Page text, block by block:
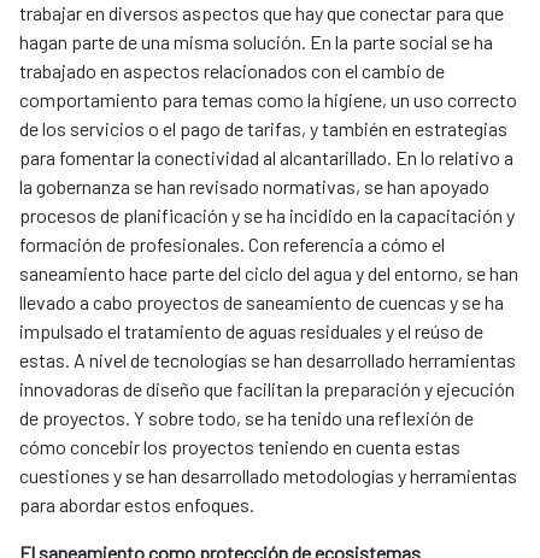
trabajar en diversos aspectos que hay que conectar para que
hagan parte de una misma solución. En la parte social se ha
trabajado en aspectos relacionados con el cambio de
comportamiento para temas como la higiene, un uso correcto
de los servicios o el pago de tarifas, y también en estrategias
para fomentar la conectividad al alcantarillado. En lo relativo a
la gobernanza se han revisado normativas, se han apoyado
procesos de planificación y se ha incidido en la capacitación y
formación de profesionales. Con referencia a cómo el
saneamiento hace parte del ciclo del agua y del entorno, se han
llevado a cabo proyectos de saneamiento de cuencas y se ha
impulsado el tratamiento de aguas residuales y el reúso de
estas. A nivel de tecnologías se han desarrollado herramientas
innovadoras de diseño que facilitan la preparación y ejecución
de proyectos. Y sobre todo, se ha tenido una reflexión de
cómo concebir los proyectos teniendo en cuenta estas
cuestiones y se han desarrollado metodologías y herramientas
para abordar estos enfoques.
El saneamiento como protección de ecosistemas